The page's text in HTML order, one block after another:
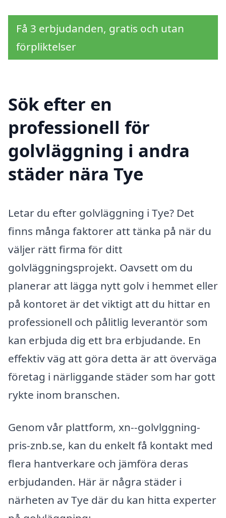
Få 3 erbjudanden, gratis och utan
förpliktelser
Sök efter en
professionell för
golvläggning i andra
städer nära Tye
Letar du efter golvläggning i Tye? Det
finns många faktorer att tänka på när du
väljer rätt firma för ditt
golvläggningsprojekt. Oavsett om du
planerar att lägga nytt golv i hemmet eller
på kontoret är det viktigt att du hittar en
professionell och pålitlig leverantör som
kan erbjuda dig ett bra erbjudande. En
effektiv väg att göra detta är att överväga
företag i närliggande städer som har gott
rykte inom branschen.
Genom vår plattform, xn--golvlggning-
pris-znb.se, kan du enkelt få kontakt med
flera hantverkare och jämföra deras
erbjudanden. Här är några städer i
närheten av Tye där du kan hitta experter